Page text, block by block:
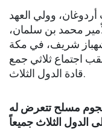
وولي العهد
محمد بن سلمان،
شهباز شريف، في مكة
اجتماع ثلاثي جمع
قادة الدول الثلاث.
مسلح تتعرض له
الدول الثلاث جميعاً